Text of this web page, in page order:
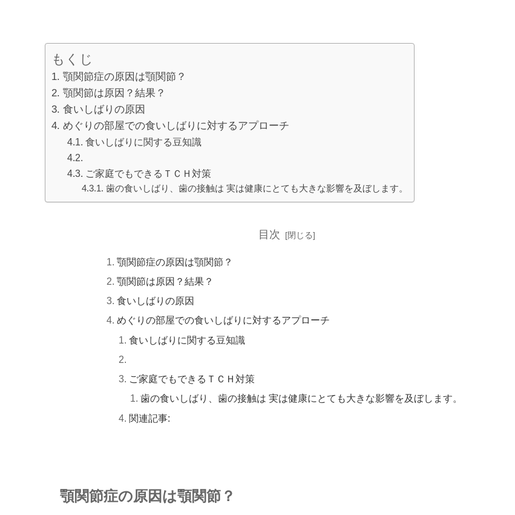
もくじ
顎関節症の原因は顎関節？
顎関節は原因？結果？
食いしばりの原因
めぐりの部屋での食いしばりに対するアプローチ
食いしばりに関する豆知識
ご家庭でもできるＴＣＨ対策
歯の食いしばり、歯の接触は 実は健康にとても大きな影響を及ぼします。
目次
顎関節症の原因は顎関節？
顎関節は原因？結果？
食いしばりの原因
めぐりの部屋での食いしばりに対するアプローチ
食いしばりに関する豆知識
ご家庭でもできるＴＣＨ対策
歯の食いしばり、歯の接触は 実は健康にとても大きな影響を及ぼします。
関連記事:
顎関節症の原因は顎関節？